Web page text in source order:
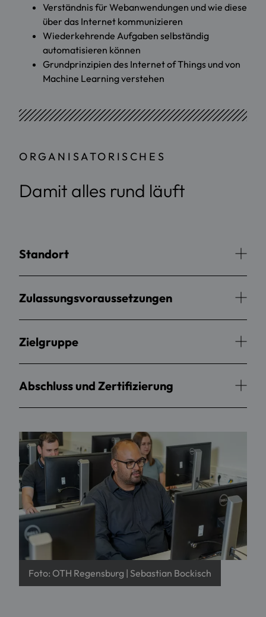
Verständnis für Webanwendungen und wie diese
über das Internet kommunizieren
Wiederkehrende Aufgaben selbständig
automatisieren können
Grundprinzipien des Internet of Things und von
Machine Learning verstehen
ORGANISATORISCHES
Damit alles rund läuft
Standort
Zulassungsvoraussetzungen
Zielgruppe
Abschluss und Zertifizierung
Foto: OTH Regensburg | Sebastian Bockisch